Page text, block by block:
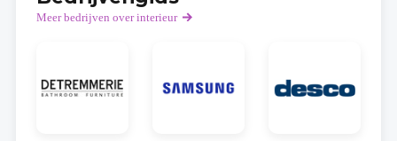
Meer bedrijven over interieur